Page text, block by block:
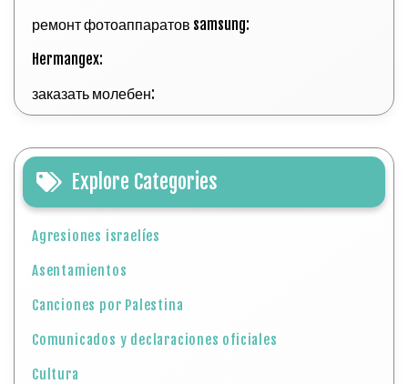
ремонт фотоаппаратов samsung:
Hermangex:
заказать молебен:
Explore Categories
Agresiones israelíes
Asentamientos
Canciones por Palestina
Comunicados y declaraciones oficiales
Cultura